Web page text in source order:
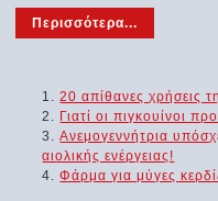
Περισσότερα...
20 απίθανες χρήσεις
Γιατί οι πιγκουίνοι
Ανεμογεννήτρια
αιολικής ενέργειας!
Φάρμα για μύγες